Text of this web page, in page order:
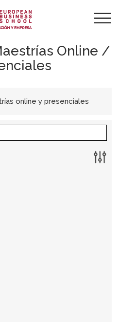
Online /
online y presenciales